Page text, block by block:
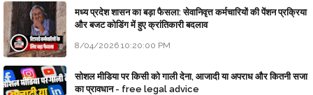
मध्य प्रदेश शासन का बड़ा फैसला: सेवानिवृत्त कर्मचारियों की पेंशन प्रक्रिया
और बजट कोडिंग में हुए क्रांतिकारी बदलाव
8/04/2026 10:20:00 PM
सोशल मीडिया पर किसी को गाली देना, आजादी या अपराध और कितनी सजा
का प्रावधान - free legal advice